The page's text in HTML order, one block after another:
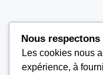
LIEN UTILES
Nous
Les cookies nous
expérience, à